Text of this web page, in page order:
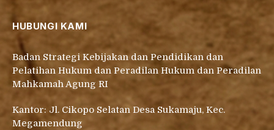
HUBUNGI KAMI
Badan Strategi Kebijakan dan Pendidikan dan
Pelatihan Hukum dan Peradilan Hukum dan Peradilan
Mahkamah Agung RI
Kantor: Jl. Cikopo Selatan Desa Sukamaju, Kec.
Megamendung